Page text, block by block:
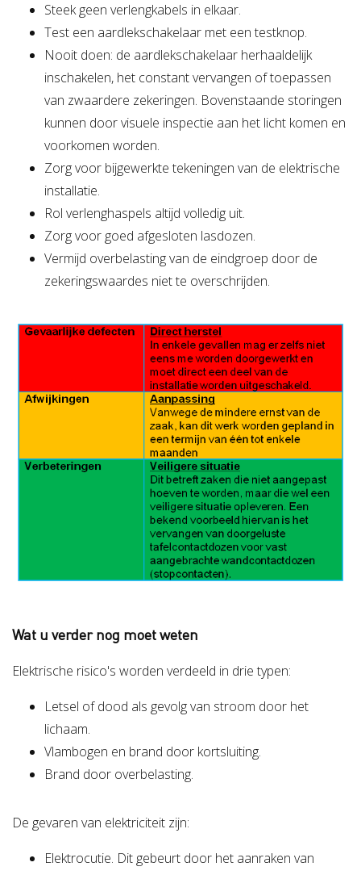
Steek geen verlengkabels in elkaar.
Test een aardlekschakelaar met een testknop.
Nooit doen: de aardlekschakelaar herhaaldelijk
inschakelen, het constant vervangen of toepassen
van zwaardere zekeringen. Bovenstaande storingen
kunnen door visuele inspectie aan het licht komen en
voorkomen worden.
Zorg voor bijgewerkte tekeningen van de elektrische
installatie.
Rol verlenghaspels altijd volledig uit.
Zorg voor goed afgesloten lasdozen.
Vermijd overbelasting van de eindgroep door de
zekeringswaardes niet te overschrijden.
Wat u verder nog moet weten
Elektrische risico's worden verdeeld in drie typen:
Letsel of dood als gevolg van stroom door het
lichaam.
Vlambogen en brand door kortsluiting.
Brand door overbelasting.
De gevaren van elektriciteit zijn:
Elektrocutie. Dit gebeurt door het aanraken van